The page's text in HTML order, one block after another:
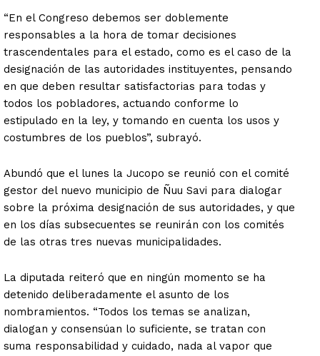
“En el Congreso debemos ser doblemente
responsables a la hora de tomar decisiones
trascendentales para el estado, como es el caso de la
designación de las autoridades instituyentes, pensando
en que deben resultar satisfactorias para todas y
todos los pobladores, actuando conforme lo
estipulado en la ley, y tomando en cuenta los usos y
costumbres de los pueblos”, subrayó.
Abundó que el lunes la Jucopo se reunió con el comité
gestor del nuevo municipio de Ñuu Savi para dialogar
sobre la próxima designación de sus autoridades, y que
en los días subsecuentes se reunirán con los comités
de las otras tres nuevas municipalidades.
La diputada reiteró que en ningún momento se ha
detenido deliberadamente el asunto de los
nombramientos. “Todos los temas se analizan,
dialogan y consensúan lo suficiente, se tratan con
suma responsabilidad y cuidado, nada al vapor que